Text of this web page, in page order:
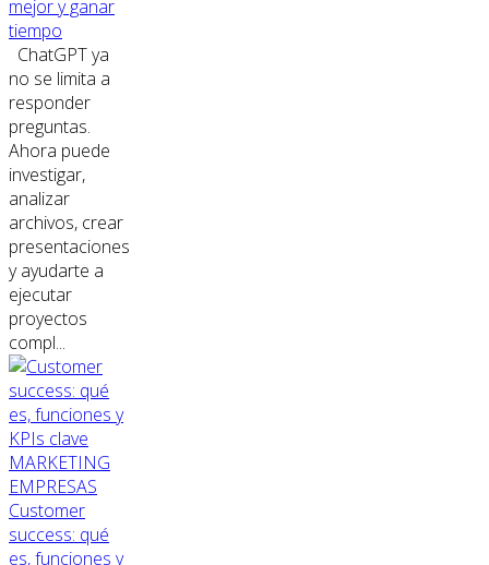
mejor y ganar
tiempo
ChatGPT ya
no se limita a
responder
preguntas.
Ahora puede
investigar,
analizar
archivos, crear
presentaciones
y ayudarte a
ejecutar
proyectos
compl...
MARKETING
EMPRESAS
Customer
success: qué
es, funciones y